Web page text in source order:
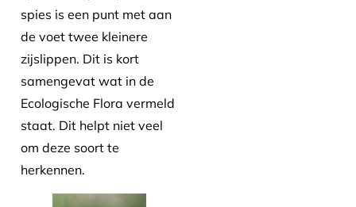
spies is een punt met aan
de voet twee kleinere
zijslippen. Dit is kort
samengevat wat in de
Ecologische Flora vermeld
staat. Dit helpt niet veel
om deze soort te
herkennen.